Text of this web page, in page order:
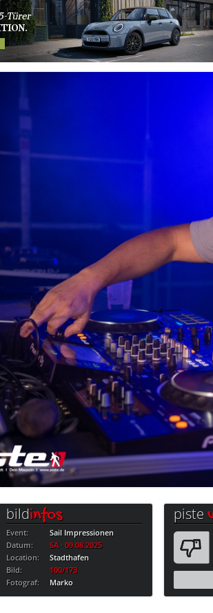
bildinfos
Event:
Sail Impressionen
Datum:
SA · 09.08.2025
Location:
Stadthafen
Bild:
100/173
Fotograf:
Marko
piste